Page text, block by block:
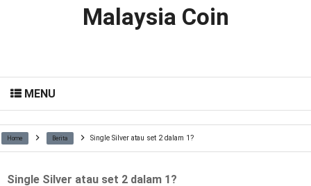
Malaysia Coin
MENU
Home Berita Single Silver atau set 2 dalam 1?
Single Silver atau set 2 dalam 1?